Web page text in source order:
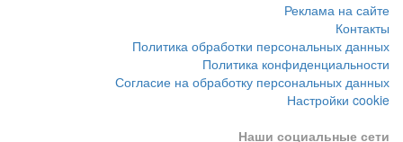
Политика обработки персональных данных
Политика конфиденциальности
Согласие на обработку персональных данных
Настройки cookie
Наши социальные сети
Новые иски Торги